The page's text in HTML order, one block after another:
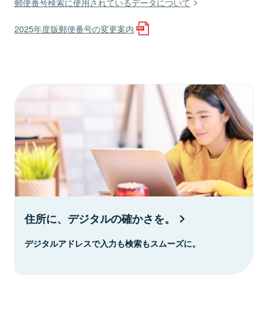
2025年度版郵便番号の変更案内
住所に、デジタルの確かさを。
デジタルアドレスで入力も検索もスムーズに。